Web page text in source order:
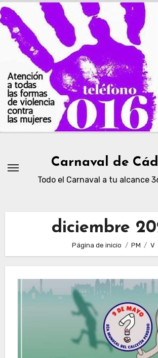
Ir
al
contenido
Carnaval de
Todo el Carnaval a tu alcance
diciembre
Página de inicio PM V